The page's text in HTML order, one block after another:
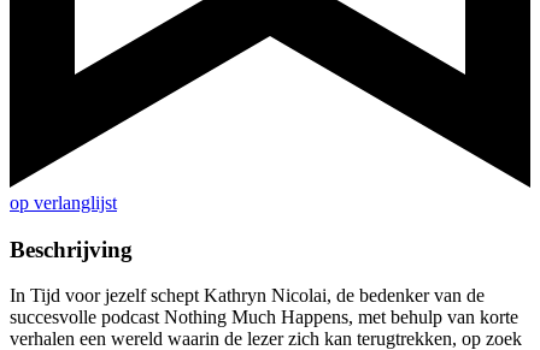
op verlanglijst
Beschrijving
In Tijd voor jezelf schept Kathryn Nicolai, de bedenker van de
succesvolle podcast Nothing Much Happens, met behulp van korte
verhalen een wereld waarin de lezer zich kan terugtrekken, op zoek